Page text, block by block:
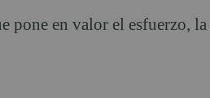
pone en valor el esfuerzo,